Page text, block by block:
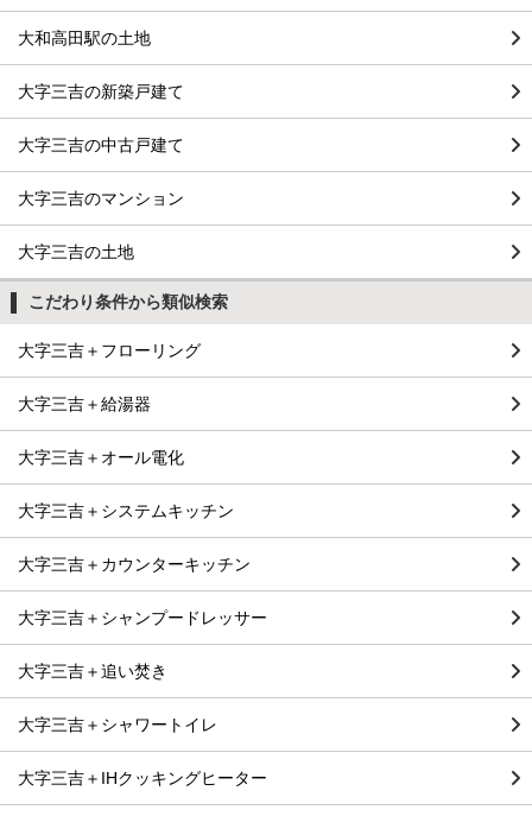
大和高田駅の土地
大字三吉の新築戸建て
大字三吉の中古戸建て
大字三吉のマンション
大字三吉の土地
こだわり条件から類似検索
大字三吉＋フローリング
大字三吉＋給湯器
大字三吉＋オール電化
大字三吉＋システムキッチン
大字三吉＋カウンターキッチン
大字三吉＋シャンプードレッサー
大字三吉＋追い焚き
大字三吉＋シャワートイレ
大字三吉＋IHクッキングヒーター